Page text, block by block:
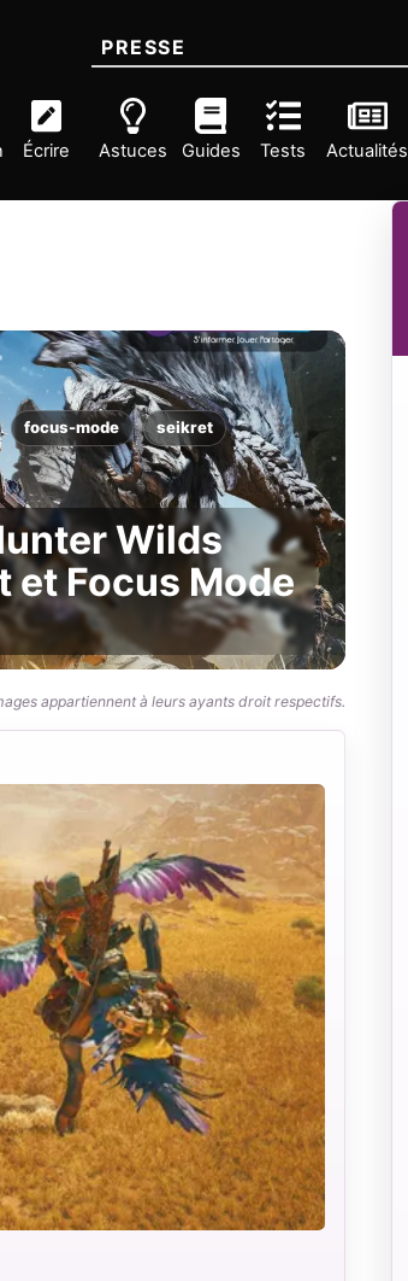
Écrire
PRESSE
Astuces Guides Tests Actualités
focus-mode seikret
Wilds
et Focus Mode
appartiennent à leurs ayants droit respectifs.